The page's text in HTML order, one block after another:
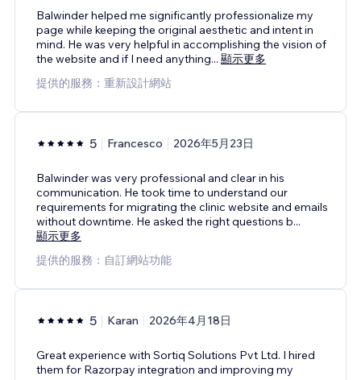
Balwinder helped me significantly professionalize my
page while keeping the original aesthetic and intent in
mind. He was very helpful in accomplishing the vision of
the website and if I need anything... 顯示更多
提供的服務：重新設計網站
5 Francesco 2026年5月23日
Balwinder was very professional and clear in his
communication. He took time to understand our
requirements for migrating the clinic website and emails
without downtime. He asked the right questions b...
顯示更多
提供的服務：自訂網站功能
5 Karan 2026年4月18日
Great experience with Sortiq Solutions Pvt Ltd. I hired
them for Razorpay integration and improving my